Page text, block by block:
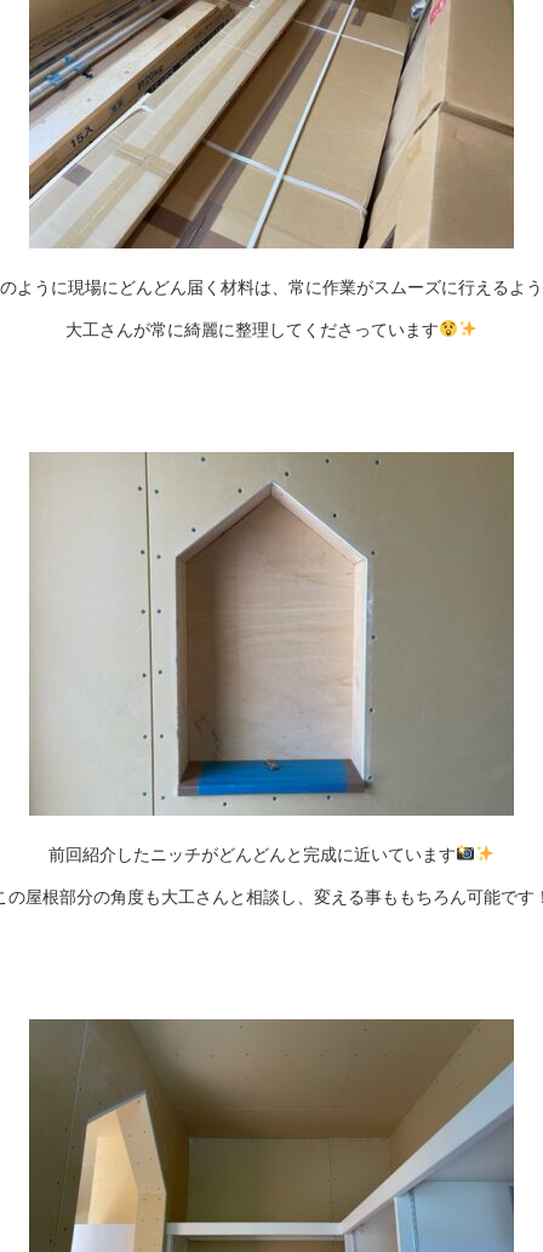
ように現場にどんどん届く材料は、常に作業がスムーズに行えるよ
大工さんが常に綺麗に整理してくださっています
前回紹介したニッチがどんどんと完成に近いています
の屋根部分の角度も大工さんと相談し、変える事ももちろん可能です